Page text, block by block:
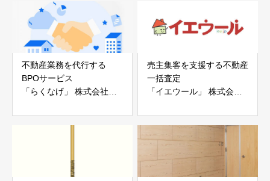
不動産業務を代行する
BPOサービス
「らくなげ」 株式会社い
売主集客を支援する不動産
一括査定
「イエウール」 株式会社